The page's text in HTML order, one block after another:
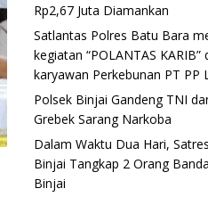
Rp2,67 Juta Diamankan
Satlantas Polres Batu Bara
kegiatan “POLANTAS
karyawan Perkebunan PT PP
Polsek Binjai Gandeng TNI
Grebek Sarang Narkoba
Dalam Waktu Dua Hari,
Binjai Tangkap 2 Orang
Binjai